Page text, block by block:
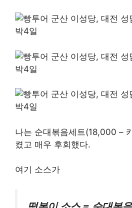
나는 순대볶음세트(18,000 –
켰고 매우 후회했다.
여기 소스가